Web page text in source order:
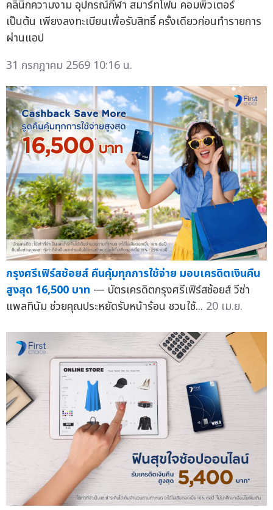
คลินิกความงาม อุปกรณ์กีฬา สมาร์ทโฟน คอมพิวเตอร์
เป็นต้น เพียงลงทะเบียนเพื่อรับสิทธิ์ ครั้งเดียวก่อนทำรายการ
ผ่านแอป
31 กรกฎาคม 2569 10:16 น.
กรุงศรีเฟิร์สช้อยส์ คืนคุ้มทุกการใช้จ่าย มอบเครดิตเงินคืน
สูงสุด 16,500 บาท — บัตรเครดิตกรุงศรีเฟิร์สช้อยส์ วีซ่า
แพลทินัม ช่วยคุณประหยัดรับหน้าร้อน ชวนใช้... 20 เม.ย.